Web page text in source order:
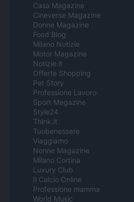
Casa Magazine
Cineverse Magazine
Donne Magazine
Food Blog
Milano Notizie
Motor Magazine
Notizie.it
Offerte Shopping
Pet Story
Professione Lavoro
Sport Magazine
Style24
Think.it
Tuobenessere
Viaggiamo
Nonne Magazine
Milano Cortina
Luxury Club
Il Calcio Online
Professione mamma
World Music